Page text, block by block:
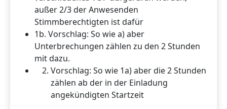
außer 2/3 der Anwesenden
Stimmberechtigten ist dafür
1b. Vorschlag: So wie a) aber
Unterbrechungen zählen zu den 2 Stunden
mit dazu.
Vorschlag: So wie 1a) aber die 2 Stunden
zählen ab der in der Einladung
angekündigten Startzeit